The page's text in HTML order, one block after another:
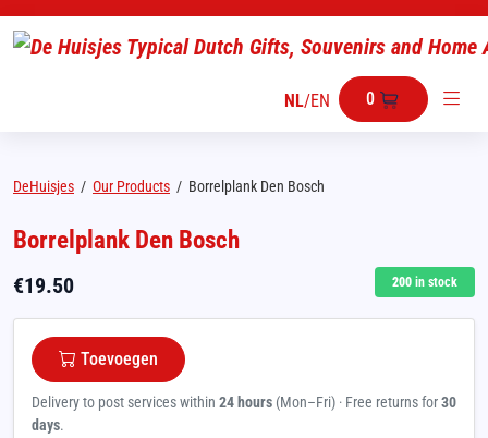
NL/EN 0
DeHuisjes / Our Products / Borrelplank Den Bosch
Borrelplank Den Bosch
€19.50 200 in stock
Toevoegen
Delivery to post services within 24 hours (Mon–Fri) · Free returns for30
days.